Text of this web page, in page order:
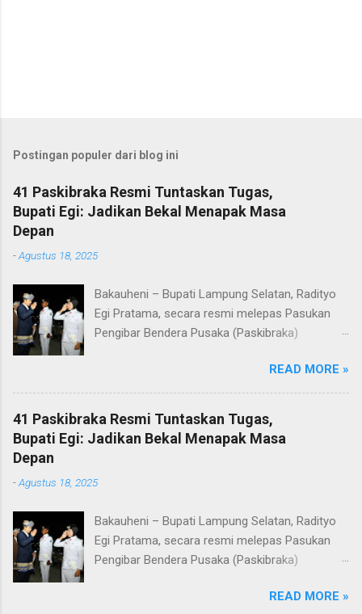
Postingan populer dari blog ini
41 Paskibraka Resmi Tuntaskan Tugas,
Bupati Egi: Jadikan Bekal Menapak Masa
Depan
-Agustus 18, 2025
Bakauheni – Bupati Lampung Selatan, Radityo
Egi Pratama, secara resmi melepas Pasukan
Pengibar Bendera Pusaka (Paskibraka)
Pelepasan dilakukan usai upacara penurunan
bendera di Lapangan Menara Siger, Bakauheni,
Minggu malam (17/8/2025). Sebanyak 41
anggota Paskibraka yang sebelumnya sukses
mengibarkan Sang Saka Merah Putih pada
Indonesia di Kabupaten Lampung Selatan, kini
dengan penuh apresiasi atas dedikasi, disiplin,
dan semangat kebangsaan yang ditunjukkan
sepanjang rangkaian acara. Dalam
bangga dan terima kasih kepada seluruh
READ MORE »
41 Paskibraka Resmi Tuntaskan Tugas,
Bupati Egi: Jadikan Bekal Menapak Masa
Depan
-Agustus 18, 2025
Bakauheni – Bupati Lampung Selatan, Radityo
Egi Pratama, secara resmi melepas Pasukan
Pengibar Bendera Pusaka (Paskibraka)
Pelepasan dilakukan usai upacara penurunan
READ MORE »